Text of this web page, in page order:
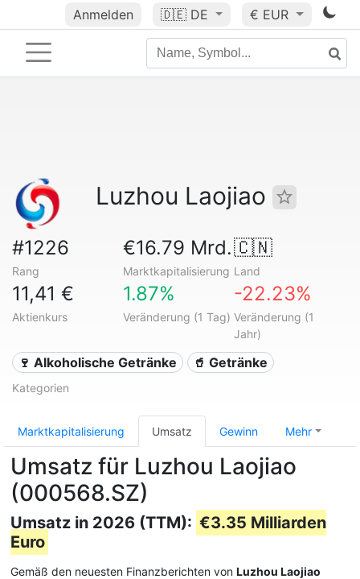
Anmelden 🇩🇪 DE € EUR
Luzhou Laojiao
#1226
Rang
€16.79 Mrd.
Marktkapitalisierung
🇨🇳
Land
11,41 €
Aktienkurs
1.87%
Veränderung (1 Tag)
-22.23%
Veränderung (1
Jahr)
🍷 Alkoholische Getränke 🥤 Getränke
Kategorien
Marktkapitalisierung Umsatz Gewinn Mehr
Umsatz für Luzhou Laojiao
(000568.SZ)
Umsatz in 2026 (TTM): €3.35 Milliarden
Euro
Gemäß den neuesten Finanzberichten von Luzhou Laojiao